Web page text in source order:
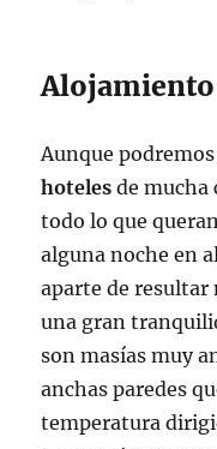
Alojamiento
Aunque
hoteles de
todo lo que
alguna noche en
aparte de
una gran
son masías muy
anchas paredes
temperatura